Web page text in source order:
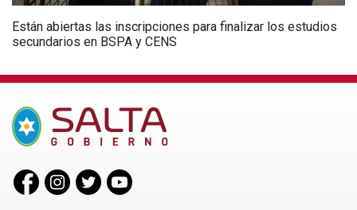
Están abiertas las inscripciones para finalizar los estudios
secundarios en BSPA y CENS